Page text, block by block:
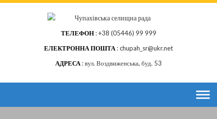
Skip
ТЕЛЕФОН +38 (05446) 99 999
ЕЛЕКТРОННА ПОШТА chupah_sr@ukr.net
АДРЕСА вул. Воздвиженська, буд. 53